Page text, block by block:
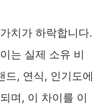
치가 하락합니다.
는 실제 소유 비
드, 연식, 인기도에
며, 이 차이를 이